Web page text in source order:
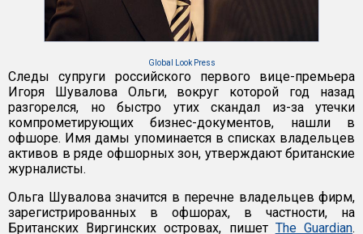
Global Look Press
Следы супруги российского первого вице-премьера
Игоря Шувалова Ольги, вокруг которой год назад
разгорелся, но быстро утих скандал из-за утечки
компрометирующих бизнес-документов, нашли в
офшоре. Имя дамы упоминается в списках владельцев
активов в ряде офшорных зон, утверждают британские
журналисты.
Ольга Шувалова значится в перечне владельцев фирм,
зарегистрированных в офшорах, в частности, на
Британских Виргинских островах, пишет The Guardian.